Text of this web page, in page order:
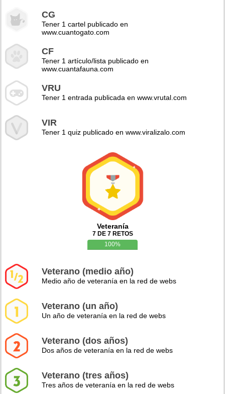
CG
Tener 1 cartel publicado en
www.cuantogato.com
CF
Tener 1 artículo/lista publicado en
www.cuantafauna.com
VRU
Tener 1 entrada publicada en www.vrutal.com
VIR
Tener 1 quiz publicado en www.viralizalo.com
Veteranía
7 DE 7 RETOS
100%
Veterano (medio año)
Medio año de veteranía en la red de webs
Veterano (un año)
Un año de veteranía en la red de webs
Veterano (dos años)
Dos años de veteranía en la red de webs
Veterano (tres años)
Tres años de veteranía en la red de webs